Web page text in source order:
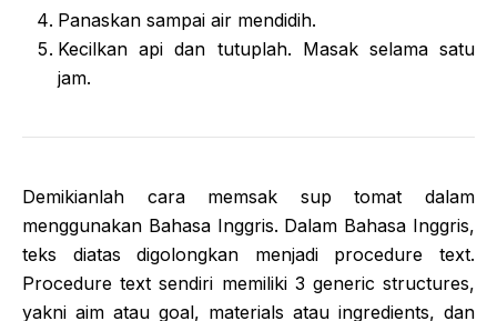
Panaskan sampai air mendidih.
Kecilkan api dan tutuplah. Masak selama satu
jam.
Demikianlah cara memsak sup tomat dalam
menggunakan Bahasa Inggris. Dalam Bahasa Inggris,
teks diatas digolongkan menjadi procedure text.
Procedure text sendiri memiliki 3 generic structures,
yakni aim atau goal, materials atau ingredients, dan